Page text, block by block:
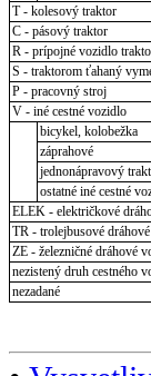
T - kolesový traktor
C - pásový traktor
R - prípojné vozidlo
S - traktorom ťahaný
P - pracovný stroj
V - iné cestné vozidlo
bicykel, kolobežka
záprahové
jednonápravový
ostatné iné cestné
ELEK - električkové
TR - trolejbusové
ZE - železničné dráhové
nezistený druh cestného
nezadané